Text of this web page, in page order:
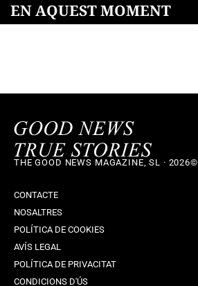
EN AQUEST MOMENT
THE GOOD NEWS MAGAZINE, SL · 2026©
CONTACTE
NOSALTRES
POLÍTICA DE COOKIES
AVÍS LEGAL
POLÍTICA DE PRIVACITAT
CONDICIONS D'ÚS